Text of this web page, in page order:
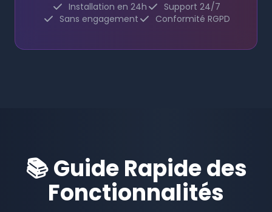
Installation en 24h
Support 24/7
Sans engagement
Conformité RGPD
📚 Guide Rapide des
Fonctionnalités